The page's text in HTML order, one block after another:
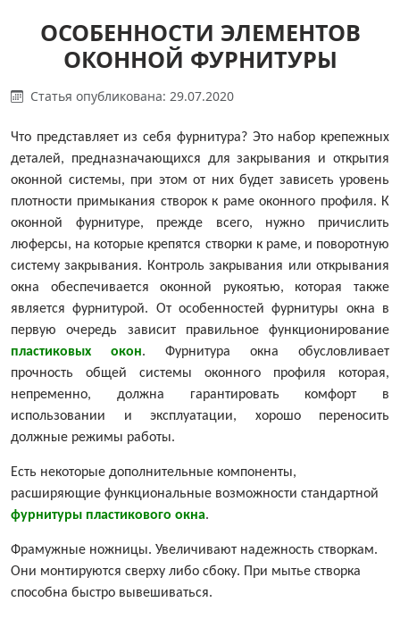
ОСОБЕННОСТИ ЭЛЕМЕНТОВ
ОКОННОЙ ФУРНИТУРЫ
Статья опубликована: 29.07.2020
Что представляет из себя фурнитура? Это набор крепежных
деталей, предназначающихся для закрывания и открытия
оконной системы, при этом от них будет зависеть уровень
плотности примыкания створок к раме оконного профиля. К
оконной фурнитуре, прежде всего, нужно причислить
люферсы, на которые крепятся створки к раме, и поворотную
систему закрывания. Контроль закрывания или открывания
окна обеспечивается оконной рукоятью, которая также
является фурнитурой. От особенностей фурнитуры окна в
первую очередь зависит правильное функционирование
пластиковых окон. Фурнитура окна обусловливает
прочность общей системы оконного профиля которая,
непременно, должна гарантировать комфорт в
использовании и эксплуатации, хорошо переносить
должные режимы работы.
Есть некоторые дополнительные компоненты,
расширяющие функциональные возможности стандартной
фурнитуры пластикового окна.
Фрамужные ножницы. Увеличивают надежность створкам.
Они монтируются сверху либо сбоку. При мытье створка
способна быстро вывешиваться.